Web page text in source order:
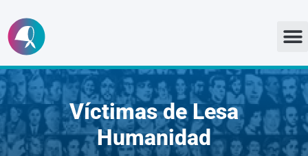
Ir
al
contenido
Víctimas de Lesa
Humanidad